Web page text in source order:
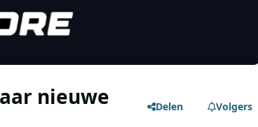
nieuwe Delen Volgers